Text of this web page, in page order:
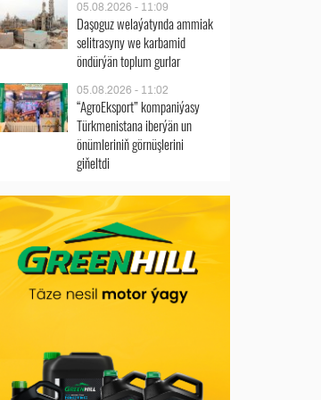
05.08.2026 - 11:09
Daşoguz welaýatynda ammiak
selitrasyny we karbamid
öndürýän toplum gurlar
05.08.2026 - 11:02
“AgroEksport” kompaniýasy
Türkmenistana iberýän un
önümleriniň görnüşlerini
giňeltdi